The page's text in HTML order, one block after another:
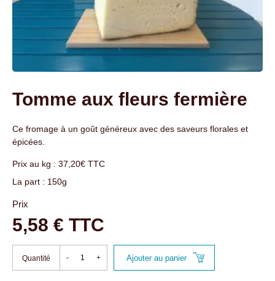
Tomme aux fleurs fermière
Ce fromage à un goût généreux avec des saveurs florales et
épicées.
Prix au kg : 37,20€ TTC
La part : 150g
Prix
5,58 € TTC
Quantité - + Ajouter au panier